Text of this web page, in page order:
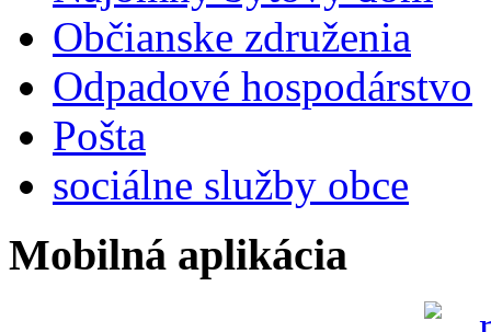
Občianske združenia
Odpadové hospodárstvo
Pošta
sociálne služby obce
Mobilná aplikácia